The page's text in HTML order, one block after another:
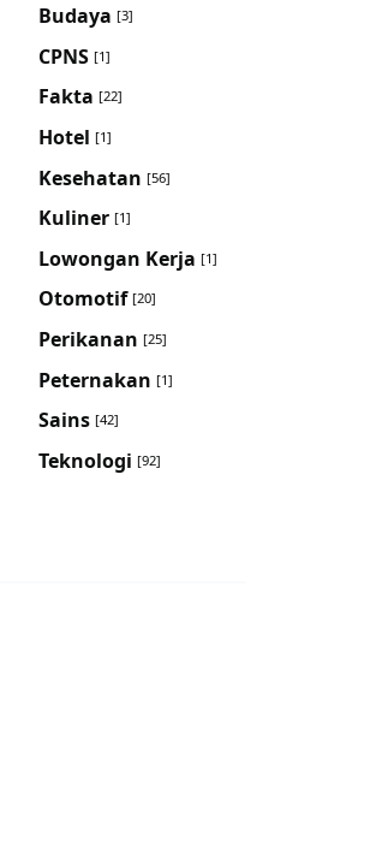
Budaya [3]
CPNS [1]
Fakta [22]
Hotel [1]
Kesehatan [56]
Kuliner [1]
Lowongan Kerja [1]
Otomotif [20]
Perikanan [25]
Peternakan [1]
Sains [42]
Teknologi [92]